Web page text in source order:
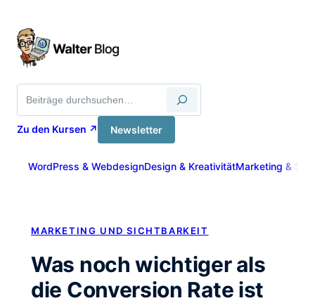
Inhalt
springen
Zu den Kursen ↗ Newsletter
WordPress & WebdesignDesign & KreativitätMarketing &
MARKETING UND SICHTBARKEIT
Was noch wichtiger als
die Conversion Rate ist